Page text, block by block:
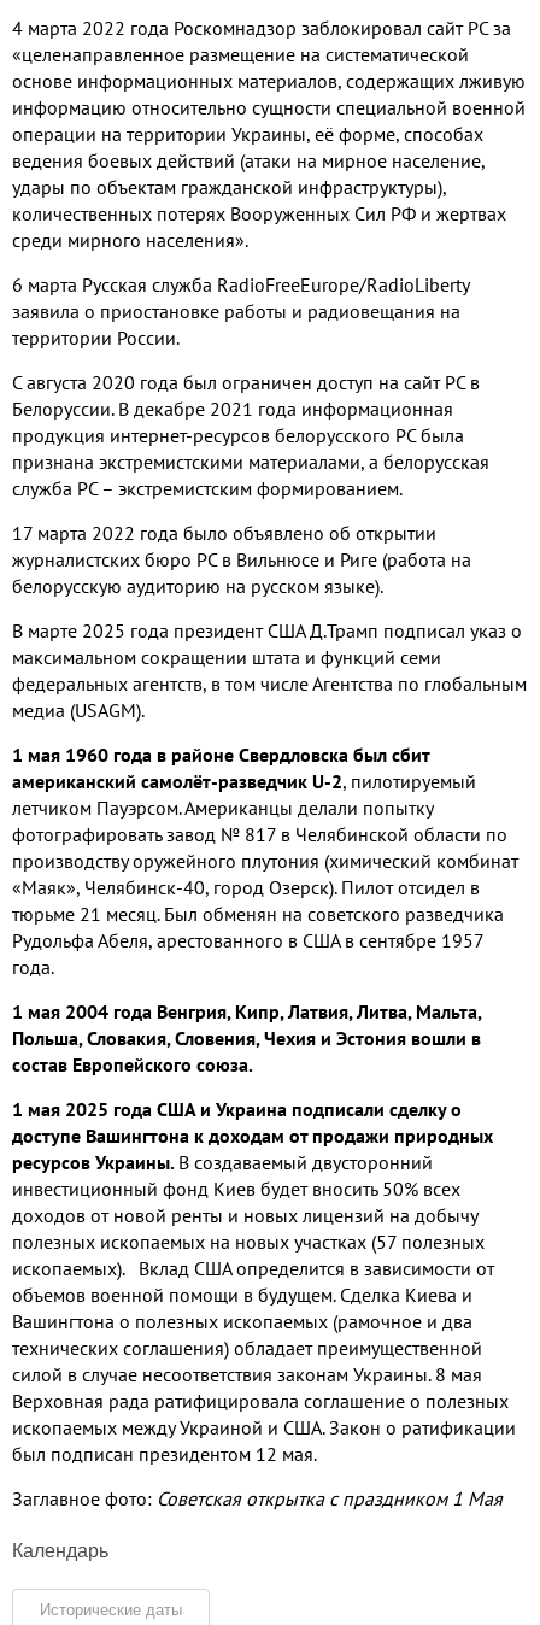
4 марта 2022 года Роскомнадзор заблокировал сайт РС за
«целенаправленное размещение на систематической
основе информационных материалов, содержащих лживую
информацию относительно сущности специальной военной
операции на территории Украины, её форме, способах
ведения боевых действий (атаки на мирное население,
удары по объектам гражданской инфраструктуры),
количественных потерях Вооруженных Сил РФ и жертвах
среди мирного населения».
6 марта Русская служба RadioFreeEurope/RadioLiberty
заявила о приостановке работы и радиовещания на
территории России.
С августа 2020 года был ограничен доступ на сайт РС в
Белоруссии. В декабре 2021 года информационная
продукция интернет-ресурсов белорусского РС была
признана экстремистскими материалами, а белорусская
служба РС – экстремистским формированием.
17 марта 2022 года было объявлено об открытии
журналистских бюро РС в Вильнюсе и Риге (работа на
белорусскую аудиторию на русском языке).
В марте 2025 года президент США Д.Трамп подписал указ о
максимальном сокращении штата и функций семи
федеральных агентств, в том числе Агентства по глобальным
медиа (USAGM).
1 мая 1960 года в районе Свердловска был сбит
американский самолёт-разведчик U-2, пилотируемый
летчиком Пауэрсом. Американцы делали попытку
фотографировать завод № 817 в Челябинской области по
производству оружейного плутония (химический комбинат
«Маяк», Челябинск-40, город Озерск). Пилот отсидел в
тюрьме 21 месяц. Был обменян на советского разведчика
Рудольфа Абеля, арестованного в США в сентябре 1957
года.
1 мая 2004 года Венгрия, Кипр, Латвия, Литва, Мальта,
Польша, Словакия, Словения, Чехия и Эстония вошли в
состав Европейского союза.
1 мая 2025 года США и Украина подписали сделку о
доступе Вашингтона к доходам от продажи природных
ресурсов Украины. В создаваемый двусторонний
инвестиционный фонд Киев будет вносить 50% всех
доходов от новой ренты и новых лицензий на добычу
полезных ископаемых на новых участках (57 полезных
ископаемых). Вклад США определится в зависимости от
объемов военной помощи в будущем. Сделка Киева и
Вашингтона о полезных ископаемых (рамочное и два
технических соглашения) обладает преимущественной
силой в случае несоответствия законам Украины. 8 мая
Верховная рада ратифицировала соглашение о полезных
ископаемых между Украиной и США. Закон о ратификации
был подписан президентом 12 мая.
Заглавное фото: Советская открытка с праздником 1 Мая
Календарь
Исторические даты